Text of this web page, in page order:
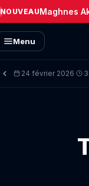
NOUVEAUMaghnes
Menu
24 février 2026·